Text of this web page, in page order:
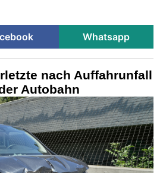
Whatsapp
nach Auffahrunfall
Autobahn